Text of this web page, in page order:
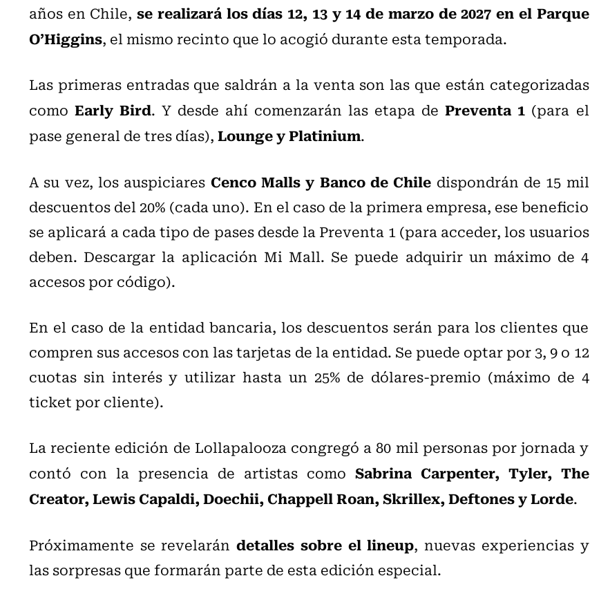
años en Chile,se realizará los días 12, 13 y 14 de marzo de 2027 en el Parque
O’Higgins, el mismo recinto que lo acogió durante esta temporada.
Las primeras entradas que saldrán a la venta son las que están categorizadas
comoEarly Bird. Y desde ahí comenzarán las etapa dePreventa 1 (para el
pase general de tres días),Lounge y Platinium.
A su vez, los auspiciares Cenco Malls y Banco de Chile dispondrán de 15 mil
descuentos del 20% (cada uno). En el caso de la primera empresa, ese beneficio
se aplicará a cada tipo de pases desde la Preventa 1 (para acceder, los usuarios
deben. Descargar la aplicación Mi Mall. Se puede adquirir un máximo de 4
accesos por código).
En el caso de la entidad bancaria, los descuentos serán para los clientes que
compren sus accesos con las tarjetas de la entidad. Se puede optar por 3, 9 o 12
cuotas sin interés y utilizar hasta un 25% de dólares-premio (máximo de 4
ticket por cliente).
La reciente edición de Lollapalooza congregó a 80 mil personas por jornada y
contó con la presencia de artistas como Sabrina Carpenter, Tyler, The
Creator, Lewis Capaldi, Doechii, Chappell Roan, Skrillex, Deftones y Lorde.
Próximamente se revelarándetalles sobre el lineup, nuevas experiencias y
las sorpresas que formarán parte de esta edición especial.